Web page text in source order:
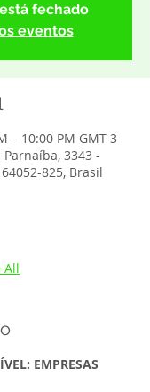
fechado
eventos
– 10:00 PM GMT-3
Parnaíba, 3343 -
825, Brasil
All
EMPRESAS